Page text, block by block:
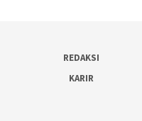
REDAKSI
KARIR